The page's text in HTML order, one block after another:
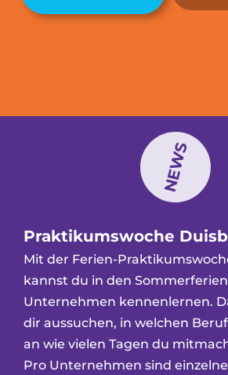
NEWS
Praktikumswoche
Mit der Ferien-
kannst du in den
Unternehmen kennenlernen.
dir aussuchen, in welchen
an wie vielen Tagen du
Pro Unternehmen sind einzelne